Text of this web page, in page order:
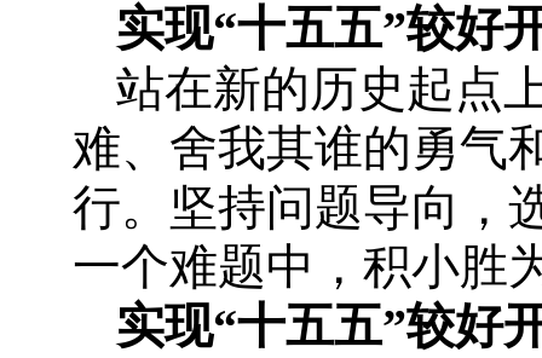
实现“十五五”较好
站在新的历史起点
难、舍我其谁的勇气
行。坚持问题导向，
一个难题中，积小胜
实现“十五五”较好